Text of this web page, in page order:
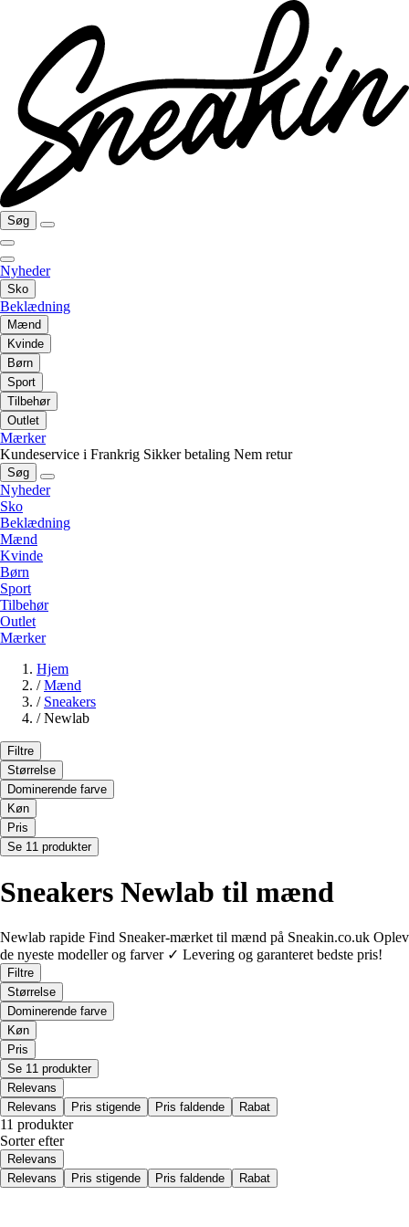
Søg
Nyheder
Sko
Beklædning
Mænd
Kvinde
Børn
Sport
Tilbehør
Outlet
Mærker
Kundeservice i Frankrig Sikker betaling Nem retur
Søg
Nyheder
Sko
Beklædning
Mænd
Kvinde
Børn
Sport
Tilbehør
Outlet
Mærker
Hjem
/ Mænd
/ Sneakers
/ Newlab
Filtre
Størrelse
Dominerende farve
Køn
Pris
Se 11 produkter
Sneakers Newlab til mænd
Newlab rapide Find Sneaker-mærket til mænd på Sneakin.co.uk Oplev
de nyeste modeller og farver ✓ Levering og garanteret bedste pris!
Filtre
Størrelse
Dominerende farve
Køn
Pris
Se 11 produkter
Relevans
Relevans
Pris stigende Pris faldende Rabat
11 produkter
Sorter efter
Relevans
Relevans
Pris stigende Pris faldende Rabat